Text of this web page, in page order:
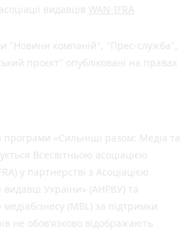
видавців WAN-IFRA
"Новини компаній", "Прес-служба",
проєкт" опубліковані на правах
програми «Сильніші разом: Медіа та
Всесвітньою асоціацією
у партнерстві з Асоціацією
видавці України» (АНРВУ) та
(MBL) за підтримки
не обов’язково відображають